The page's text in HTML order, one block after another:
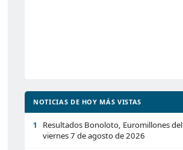
NOTICIAS DE HOY MÁS VISTAS
1
Resultados Bonoloto, Euromillones del
viernes 7 de agosto de 2026